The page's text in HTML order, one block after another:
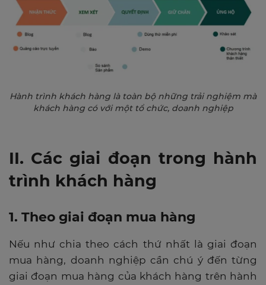
Hành trình khách hàng là toàn bộ những trải nghiệm mà
khách hàng có với một tổ chức, doanh nghiệp
II. Các giai đoạn trong hành
trình khách hàng
1. Theo giai đoạn mua hàng
Nếu như chia theo cách thứ nhất là giai đoạn
mua hàng, doanh nghiệp cần chú ý đến từng
giai đoạn mua hàng của khách hàng trên hành